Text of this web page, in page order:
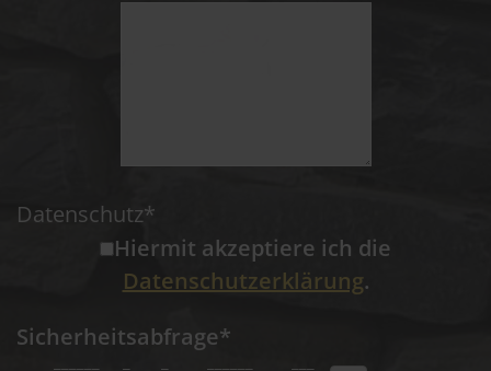
Datenschutz*
Hiermit akzeptiere ich die
Datenschutzerklärung.
Sicherheitsabfrage*
  ______   _    _     ______     ___